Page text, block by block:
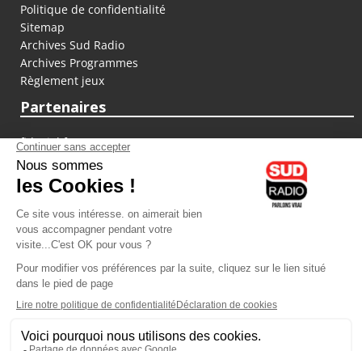
Politique de confidentialité
Sitemap
Archives Sud Radio
Archives Programmes
Règlement jeux
Partenaires
fiducial.fr
lyoncapitale.fr
olympique-et-lyonnais.com
L'application Iphone / Android
Téléchargez l'application
Les cookies
Gestion des cookies